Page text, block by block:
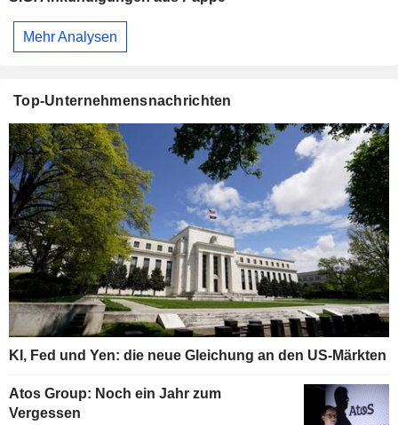
Mehr Analysen
Top-Unternehmensnachrichten
KI, Fed und Yen: die neue Gleichung an den US-Märkten
Atos Group: Noch ein Jahr zum
Vergessen